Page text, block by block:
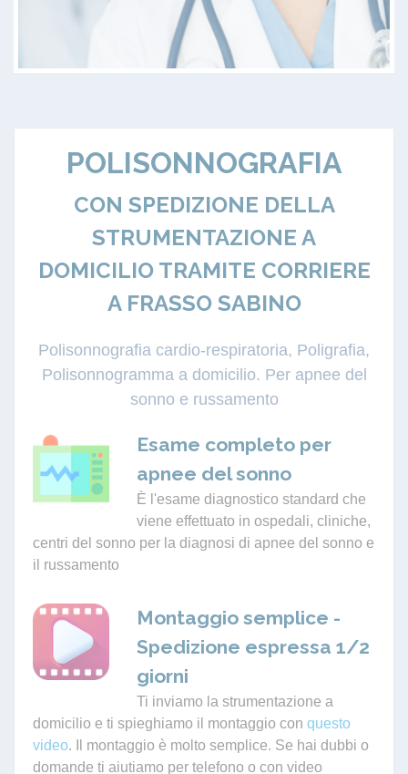
POLISONNOGRAFIA
CON SPEDIZIONE DELLA
STRUMENTAZIONE A
DOMICILIO TRAMITE CORRIERE
A FRASSO SABINO
Polisonnografia cardio-respiratoria, Poligrafia,
Polisonnogramma a domicilio. Per apnee del
sonno e russamento
Esame completo per
apnee del sonno
È l'esame diagnostico standard che
viene effettuato in ospedali, cliniche,
centri del sonno per la diagnosi di apnee del sonno e
il russamento
Montaggio semplice -
Spedizione espressa 1/2
giorni
Ti inviamo la strumentazione a
domicilio e ti spieghiamo il montaggio con questo
video. Il montaggio è molto semplice. Se hai dubbi o
domande ti aiutiamo per telefono o con video